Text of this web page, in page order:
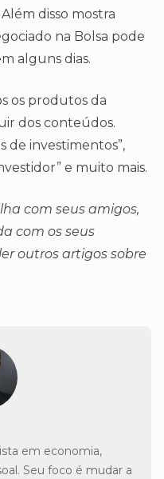
disso mostra
na Bolsa pode
alguns dias.
os produtos da
dos conteúdos.
de investimentos”,
e muito mais.
com seus amigos,
com os seus
outros artigos sobre
em economia,
Seu foco é mudar a